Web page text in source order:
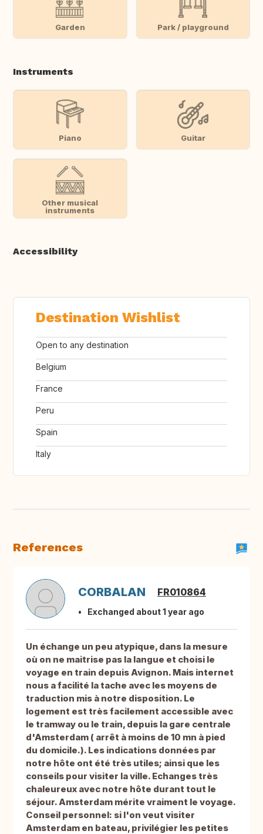
Garden Park / playground
Instruments
Piano Guitar
Other musical
instruments
Accessibility
Destination Wishlist
Open to any destination
Belgium
France
Peru
Spain
Italy
References
CORBALAN FR010864
Exchanged about 1 year ago
Un échange un peu atypique, dans la mesure
où on ne maitrise pas la langue et choisi le
voyage en train depuis Avignon. Mais internet
nous a facilité la tache avec les moyens de
traduction mis à notre disposition. Le
logement est très facilement accessible avec
le tramway ou le train, depuis la gare centrale
d'Amsterdam ( arrêt à moins de 10 mn à pied
du domicile.). Les indications données par
notre hôte ont été très utiles; ainsi que les
conseils pour visiter la ville. Echanges très
chaleureux avec notre hôte durant tout le
séjour. Amsterdam mérite vraiment le voyage.
Conseil personnel: si l'on veut visiter
Amsterdam en bateau, privilégier les petites